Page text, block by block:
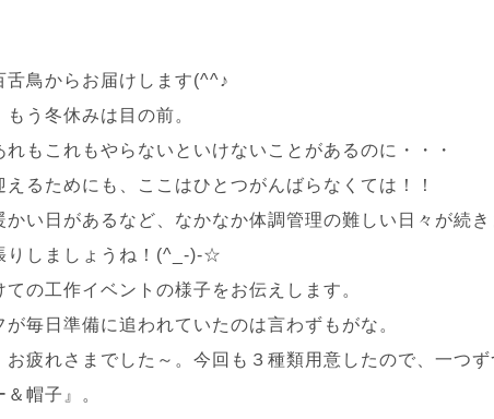
舌鳥からお届けします(^^♪
う冬休みは目の前。
もこれもやらないといけないことがあるのに・・・
るためにも、ここはひとつがんばらなくては！！
い日があるなど、なかなか体調管理の難しい日々が続き
りしましょうね！(^_-)-☆
の工作イベントの様子をお伝えします。
毎日準備に追われていたのは言わずもがな。
疲れさまでした～。今回も３種類用意したので、一つず
帽子』。